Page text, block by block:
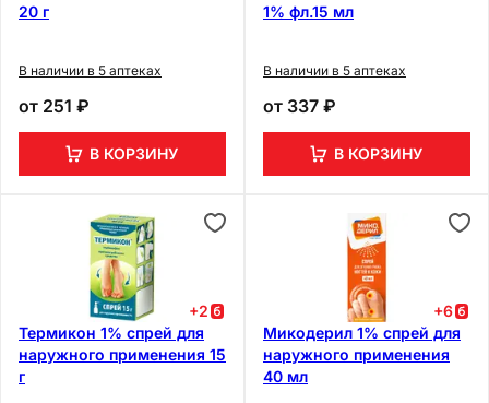
20 г
В наличии в 5 аптеках
от 251 ₽
В КОРЗИНУ
1% фл.15 мл
В наличии в 5 аптеках
от 337 ₽
В КОРЗИНУ
+2
Термикон 1% спрей для
наружного применения 15
г
+6
Микодерил 1% спрей для
наружного применения
40 мл